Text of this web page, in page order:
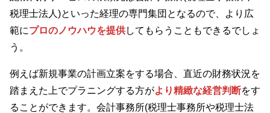
税理士法人)といった経理の専門集団となるので、より広
範にプロのノウハウを提供してもらうこともできるでしょ
う。
例えば新規事業の計画立案をする場合、直近の財務状況を
踏まえた上でプラニングする方がより精緻な経営判断をす
ることができます。会計事務所(税理士事務所や税理士法